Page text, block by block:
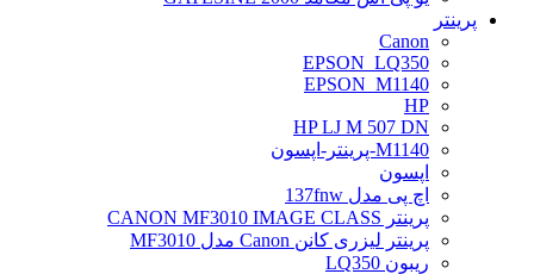
پرینتر
Canon
EPSON_LQ350
EPSON_M1140
HP
HP LJ M 507 DN
M1140-پرینتر-اپسون
اپسون
اچ پی مدل 137fnw
پرینتر CANON MF3010 IMAGE CLASS
پرینتر لیزری کانن Canon مدل MF3010
ریبون LQ350